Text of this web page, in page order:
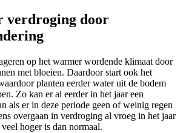
verdroging door
op het warmer wordende klimaat door
met bloeien. Daardoor start ook het
planten eerder water uit de bodem
Zo kan er al eerder in het jaar een
als er in deze periode geen of weinig regen
overgaan in verdroging al vroeg in het jaar
hoger is dan normaal.